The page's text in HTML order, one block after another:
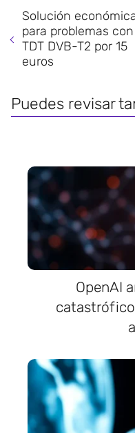
Solución
para problemas con
TDT DVB-T2 por 15
euros
Puedes revisar
OpenAI